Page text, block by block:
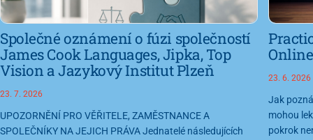
Společné oznámení o fúzi společností
James Cook Languages, Jipka, Top
Vision a Jazykový Institut Plzeň
23. 7. 2026
UPOZORNĚNÍ PRO VĚŘITELE, ZAMĚSTNANCE A
SPOLEČNÍKY NA JEJICH PRÁVA Jednatelé následujících
23. 6. 2026
Jak
mohou
pokrok